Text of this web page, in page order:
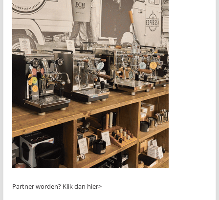
Partner worden? Klik dan hier>